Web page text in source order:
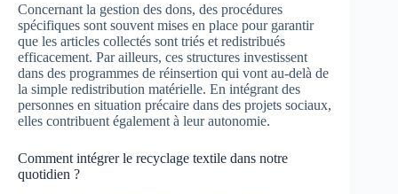
Concernant la gestion des dons, des procédures
spécifiques sont souvent mises en place pour garantir
que les articles collectés sont triés et redistribués
efficacement. Par ailleurs, ces structures investissent
dans des programmes de réinsertion qui vont au-delà de
la simple redistribution matérielle. En intégrant des
personnes en situation précaire dans des projets sociaux,
elles contribuent également à leur autonomie.
Comment intégrer le recyclage textile dans notre
quotidien ?